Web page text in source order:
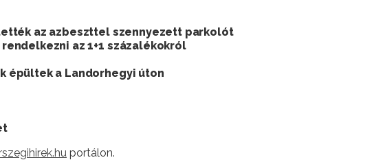
az azbeszttel szennyezett parkolót
az 1+1 százalékokról
épültek a Landorhegyi úton
portálon.